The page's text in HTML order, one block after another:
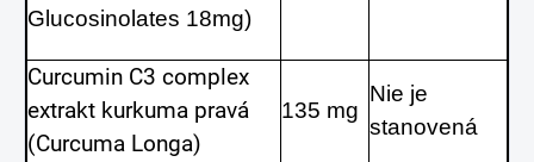
Glucosinolates 18mg)
Curcumin C3 complex
extrakt kurkuma pravá
(Curcuma Longa)
135 mg
Nie je
stanovená